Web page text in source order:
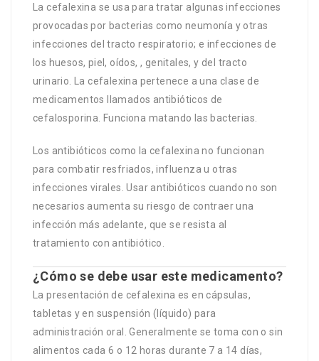
La cefalexina se usa para tratar algunas infecciones
provocadas por bacterias como neumonía y otras
infecciones del tracto respiratorio; e infecciones de
los huesos, piel, oídos, , genitales, y del tracto
urinario. La cefalexina pertenece a una clase de
medicamentos llamados antibióticos de
cefalosporina. Funciona matando las bacterias.
Los antibióticos como la cefalexina no funcionan
para combatir resfriados, influenza u otras
infecciones virales. Usar antibióticos cuando no son
necesarios aumenta su riesgo de contraer una
infección más adelante, que se resista al
tratamiento con antibiótico.
¿Cómo se debe usar este medicamento?
La presentación de cefalexina es en cápsulas,
tabletas y en suspensión (líquido) para
administración oral. Generalmente se toma con o sin
alimentos cada 6 o 12 horas durante 7 a 14 días,